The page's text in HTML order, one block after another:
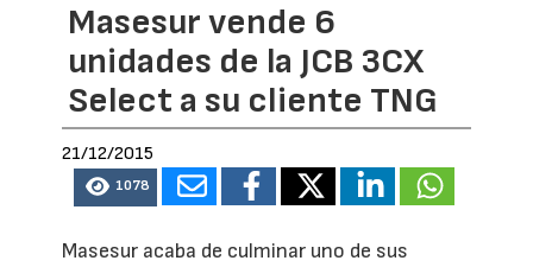
Masesur vende 6
unidades de la JCB 3CX
Select a su cliente TNG
21/12/2015
1078
Masesur acaba de culminar uno de sus